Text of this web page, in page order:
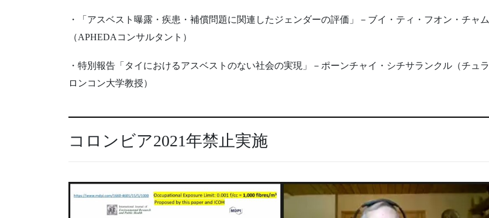
・「アスベスト曝露・疾患・補償問題に関連したジェンダーの評価」－ブイ・ティ・フオン・チャム
（APHEDAコンサルタント）
・特別報告「タイにおけるアスベストのない社会の実現」－ポーンチャイ・シチサランクル（チュラ
ロンコン大学教授）
コロンビア2021年禁止実施